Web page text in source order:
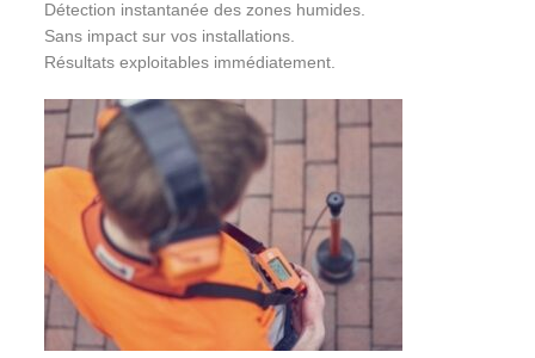
Détection instantanée des zones humides.
Sans impact sur vos installations.
Résultats exploitables immédiatement.